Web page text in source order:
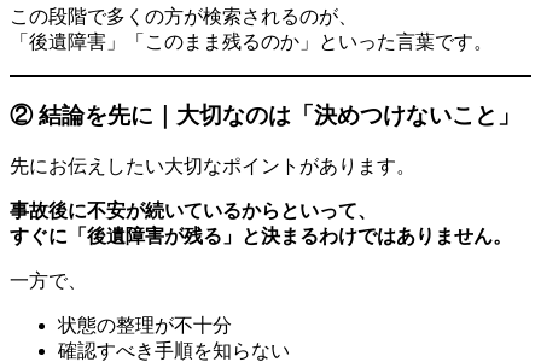
この段階で多くの方が検索されるのが、
「後遺障害」「このまま残るのか」といった言葉です。
② 結論を先に｜大切なのは「決めつけないこと」
先にお伝えしたい大切なポイントがあります。
事故後に不安が続いているからといって、
すぐに「後遺障害が残る」と決まるわけではありません。
一方で、
状態の整理が不十分
確認すべき手順を知らない